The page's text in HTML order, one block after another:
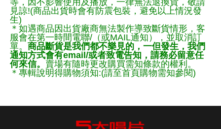
等，因不影響使用及播放，一律無法退換貨，敬請
見諒!(商品出貨時會有防震包裝，避免以上情況發
生)
＊如遇商品因出貨廠商無法製作導致斷貨情形，客
服會在第一時間電聯/（或MAIL通知），並取消訂
單。 商品斷貨是我們都不樂見的，一但發生，我們
通知方式會有email/或者致電告知，請務必留意任
何來信。 賣場有隨時更改購買需知條款的權利。
＊專輯說明得購物須知:(請至首頁購物需知參閱)